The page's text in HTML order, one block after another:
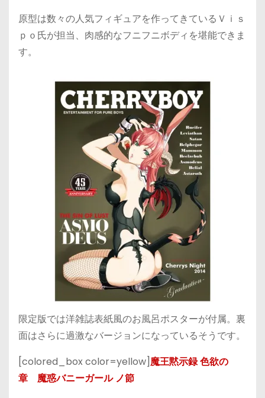
原型は数々の人気フィギュアを作ってきているＶｉｓ
ｐｏ氏が担当、肉感的なフニフニボディを堪能できま
す。
限定版では洋雑誌表紙風のお風呂ポスターが付属。裏
面はさらに過激なバージョンになっているそうです。
[colored_box color=yellow]魔王黙示録 色欲の
章 魔惑バニーガール ノ節